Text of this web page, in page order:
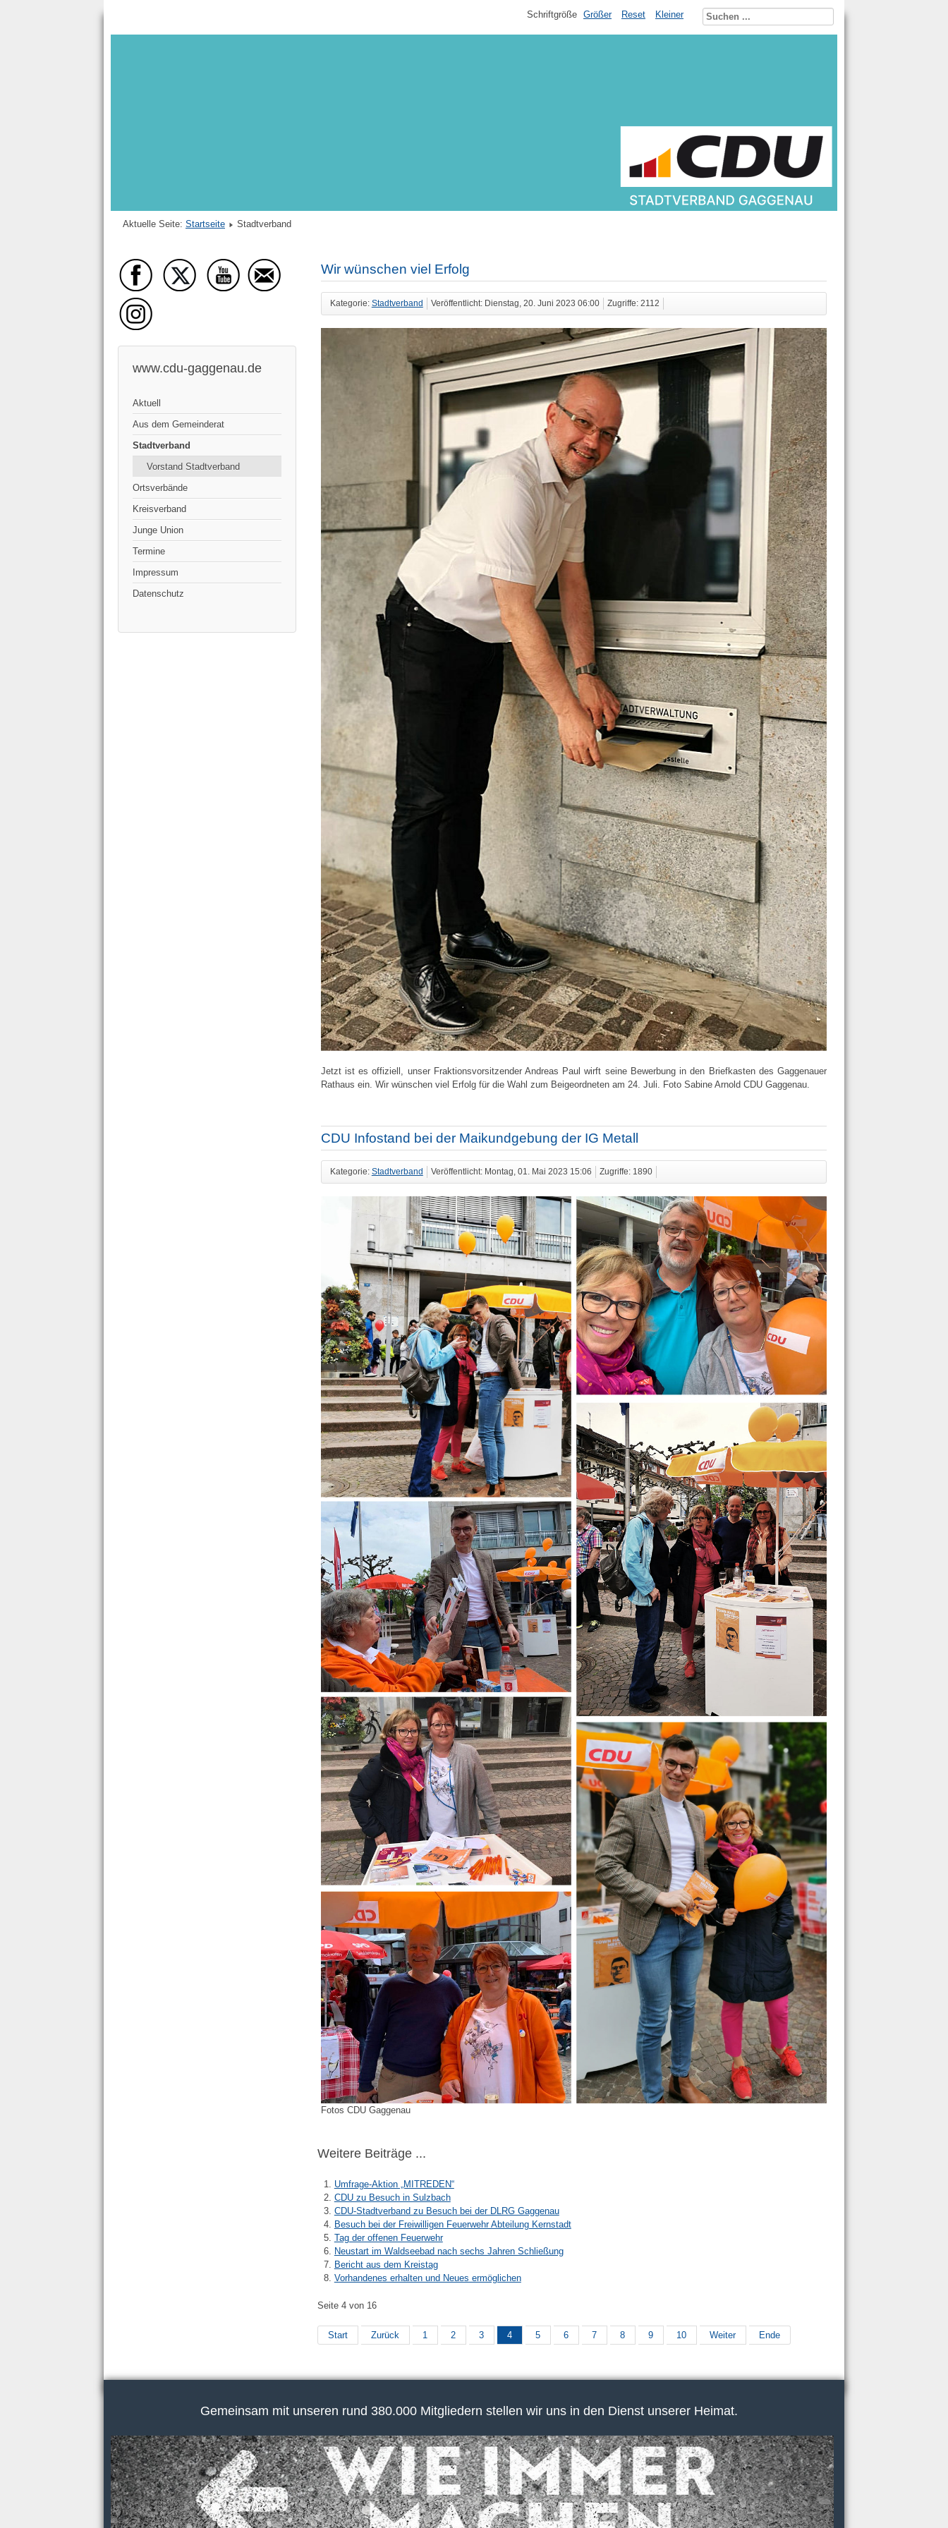
Schriftgröße Größer Reset Kleiner
Aktuelle Seite: Startseite Stadtverband
www.cdu-gaggenau.de
Aktuell
Aus dem Gemeinderat
Stadtverband
Vorstand Stadtverband
Ortsverbände
Kreisverband
Junge Union
Termine
Impressum
Datenschutz
Wir wünschen viel Erfolg
Kategorie: Stadtverband Veröffentlicht: Dienstag, 20. Juni 2023 06:00 Zugriffe: 2112
Jetzt ist es offiziell, unser Fraktionsvorsitzender Andreas Paul wirft seine Bewerbung in den Briefkasten des Gaggenauer
Rathaus ein. Wir wünschen viel Erfolg für die Wahl zum Beigeordneten am 24. Juli. Foto Sabine Arnold CDU Gaggenau.
CDU Infostand bei der Maikundgebung der IG Metall
Kategorie: Stadtverband Veröffentlicht: Montag, 01. Mai 2023 15:06 Zugriffe: 1890
Fotos CDU Gaggenau
Weitere Beiträge ...
Umfrage-Aktion „MITREDEN“
CDU zu Besuch in Sulzbach
CDU-Stadtverband zu Besuch bei der DLRG Gaggenau
Besuch bei der Freiwilligen Feuerwehr Abteilung Kernstadt
Tag der offenen Feuerwehr
Neustart im Waldseebad nach sechs Jahren Schließung
Bericht aus dem Kreistag
Vorhandenes erhalten und Neues ermöglichen
Seite 4 von 16
Start Zurück 1 2 3 4 5 6 7 8 9 10 Weiter Ende
Gemeinsam mit unseren rund 380.000 Mitgliedern stellen wir uns in den Dienst unserer Heimat.